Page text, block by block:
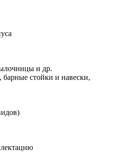
и др.
стойки и навески,